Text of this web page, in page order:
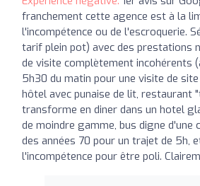
franchement cette agence est à la
l'incompétence ou de l'escroquerie.
tarif plein pot) avec des prestations
de visite complètement incohérents
5h30 du matin pour une visite de
hôtel avec punaise de lit, restaurant
transforme en diner dans un hotel
de moindre gamme, bus digne d'une
des années 70 pour un trajet de 5h,
l'incompétence pour être poli.